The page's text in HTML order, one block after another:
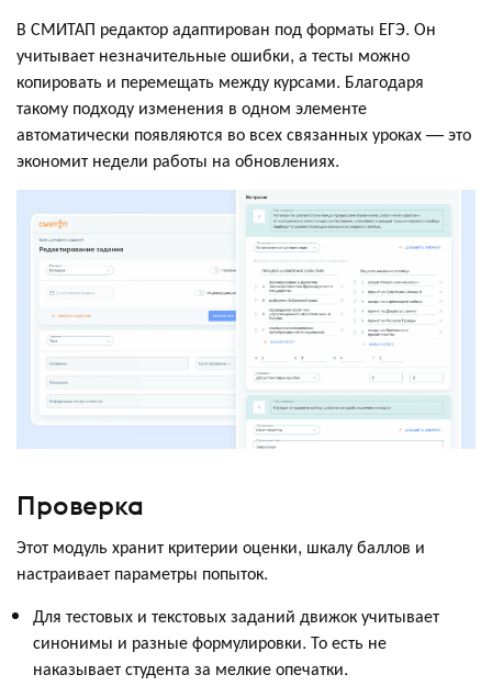
В СМИТАП редактор адаптирован под форматы ЕГЭ. Он
учитывает незначительные ошибки, а тесты можно
копировать и перемещать между курсами. Благодаря
такому подходу изменения в одном элементе
автоматически появляются во всех связанных уроках — это
экономит недели работы на обновлениях.
Проверка
Этот модуль хранит критерии оценки, шкалу баллов и
настраивает параметры попыток.
Для тестовых и текстовых заданий движок учитывает
синонимы и разные формулировки. То есть не
наказывает студента за мелкие опечатки.